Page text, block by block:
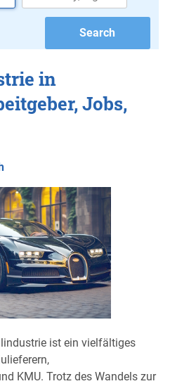
in
Jobs,
ist ein vielfältiges
KMU. Trotz des Wandels zur